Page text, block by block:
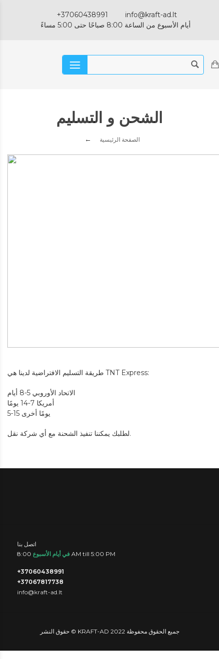
+37060438991
info@kraft-ad.lt
أيام الأسبوع من الساعة 8:00 صباحًا حتى 5:00 مساءً
الشحن و التسليم
الصفحة الرئيسية
طريقة التسليم الافتراضية لدينا هي TNT Express:
الاتحاد الأوروبي 5-8 أيام
أمريكا 7-14 يومًا
5-15 يومًا أخرى
لطلبك يمكننا تنفيذ الشحنة مع أي شركة نقل.
اتصل بنا
في أيام الأسبوع 8:00 AM till 5:00 PM
+37060438991
+37067817738
info@kraft-ad.lt
حقوق النشر © KRAFT-AD 2022 جميع الحقوق محفوظة